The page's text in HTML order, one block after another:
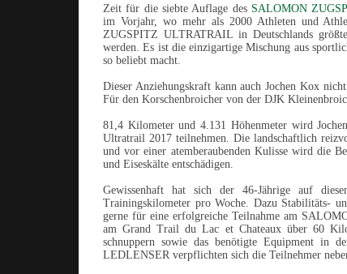
Zeit für die siebte Auflage des SALOMON
im Vorjahr, wo mehr als 2000 Athleten und
ZUGSPITZ ULTRATRAIL in Deutschlands
werden. Es ist die einzigartige Mischung aus
so beliebt macht.
Dieser Anziehungskraft kann auch Jochen Kox
Für den Korschenbroicher von der DJK
81,4 Kilometer und 4.131 Höhenmeter wird
Ultratrail 2017 teilnehmen. Die landschaftlich
und vor einer atemberaubenden Kulisse wird die
und Eiseskälte entschädigen.
Gewissenhaft hat sich der 46-Jährige auf
Trainingskilometer pro Woche. Dazu Stabilitäts-
gerne für eine erfolgreiche Teilnahme am
am Grand Trail du Lac et Chateaux über 60
schnuppern sowie das benötigte Equipment in
LEDLENSER verpflichten sich die Teilnehmer